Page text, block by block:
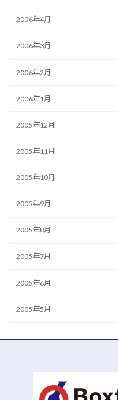
2006年4月
2006年3月
2006年2月
2006年1月
2005年12月
2005年11月
2005年10月
2005年9月
2005年8月
2005年7月
2005年6月
2005年5月